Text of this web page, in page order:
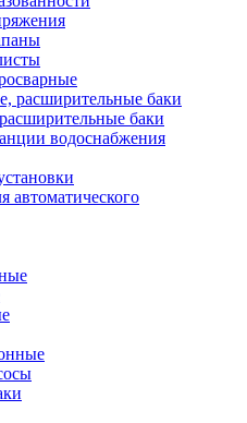
баки
водоснабжения
автоматического